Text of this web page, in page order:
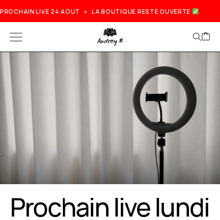
PROCHAIN LIVE 24 AOUT » LA BOUTIQUE RESTE OUVERTE
Gift Card Audrey